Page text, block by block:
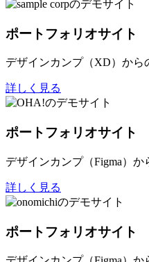
ポートフォリオサイト
デザインカンプ（XD）から
詳しく見る
ポートフォリオサイト
デザインカンプ（Figma）
詳しく見る
ポートフォリオサイト